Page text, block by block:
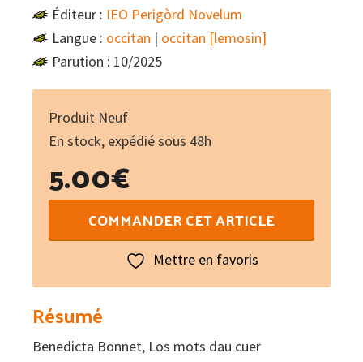
Éditeur : IEO Perigòrd Novelum
Langue : occitan | occitan [lemosin]
Parution : 10/2025
Produit Neuf
En stock, expédié sous 48h
5.00€
de
Novelum
N°
189
COMMANDER CET ARTICLE
Mettre en favoris
Résumé
Benedicta Bonnet, Los mots dau cuer